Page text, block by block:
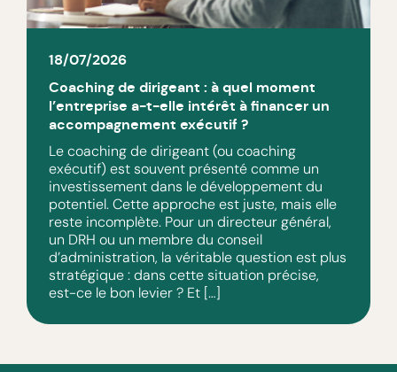
18/07/2026
Coaching de dirigeant : à quel moment
l’entreprise a-t-elle intérêt à financer un
accompagnement exécutif ?
Le coaching de dirigeant (ou coaching
exécutif) est souvent présenté comme un
investissement dans le développement du
potentiel. Cette approche est juste, mais elle
reste incomplète. Pour un directeur général,
un DRH ou un membre du conseil
d’administration, la véritable question est plus
stratégique : dans cette situation précise,
est-ce le bon levier ? Et […]